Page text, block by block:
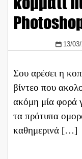
13/
Σου αρέσει η
βίντεο που
ακόμη μία φορά
τα πρότυπα
καθημερινά […]